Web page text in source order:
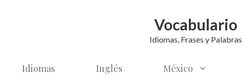
Vocabulario
Idiomas, Frases y Palabras
Idiomas Inglés México